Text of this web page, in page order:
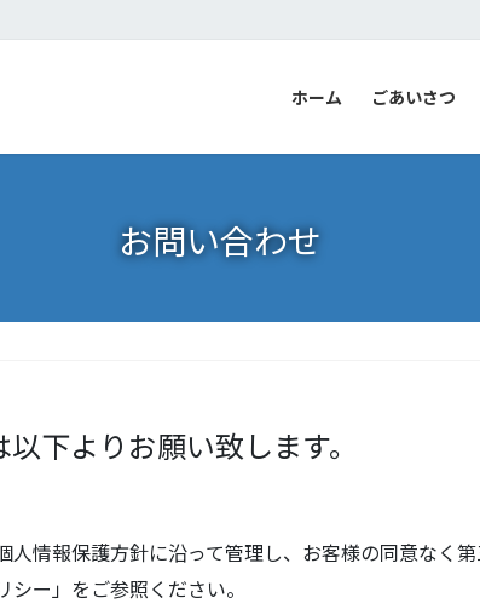
ホーム ごあいさつ
お問い合わせ
下よりお願い致します。
情報保護方針に沿って管理し、お客様の同意なく
ー」をご参照ください。